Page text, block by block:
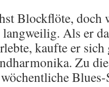
Blockflöte, doch
Als er
kaufte er
Zu